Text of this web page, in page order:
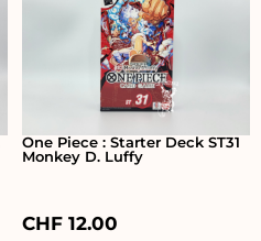
One Piece : Starter Deck ST31
Monkey D. Luffy
CHF12.00